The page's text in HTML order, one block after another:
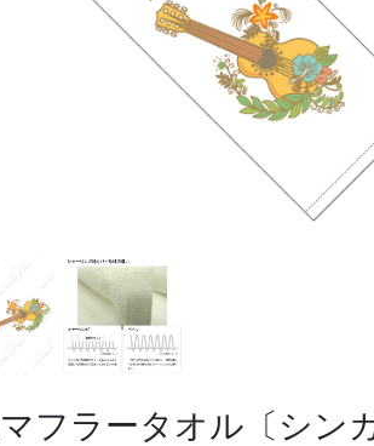
フラータオル〔シン